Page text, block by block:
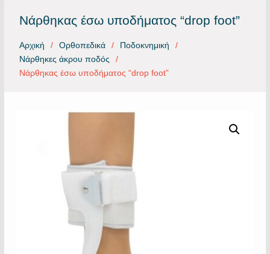
Νάρθηκας έσω υποδήματος “drop foot”
Αρχική Ορθοπεδικά
Ποδοκνημική
Νάρθηκες άκρου ποδός
Νάρθηκας έσω υποδήματος “drop foot”